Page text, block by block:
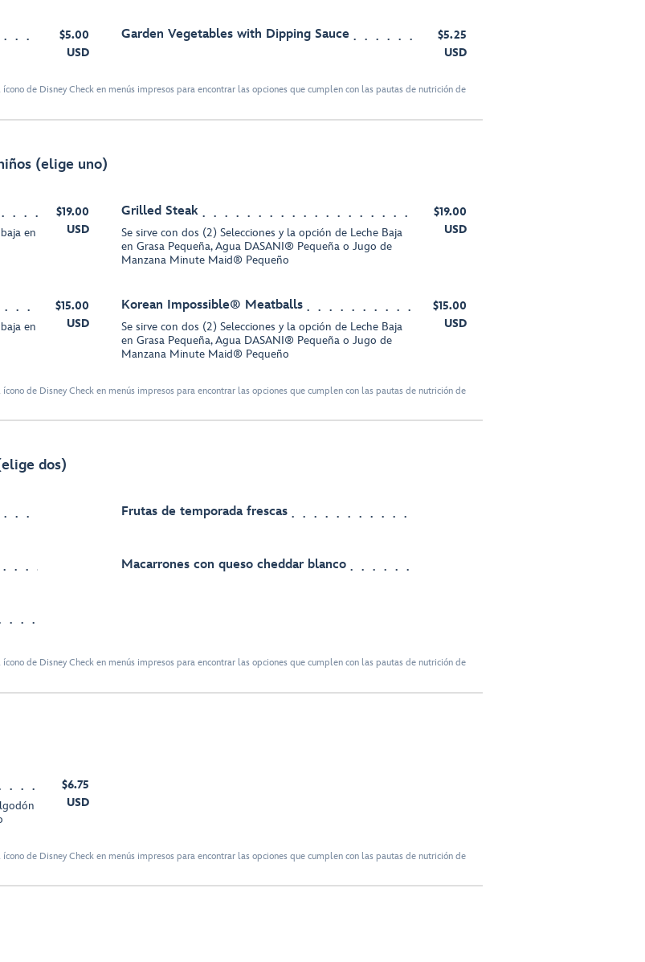
$5.00
USD
Garden Vegetables with Dipping Sauce
$5.25
USD
de Disney Check en menús impresos para encontrar las opciones que cumplen con las pautas de nutrición de
(elige uno)
en
$19.00
USD
Grilled Steak
Se sirve con dos (2) Selecciones y la opción de Leche Baja
en Grasa Pequeña, Agua DASANI® Pequeña o Jugo de
Manzana Minute Maid® Pequeño
$19.00
USD
en
$15.00
USD
Korean Impossible® Meatballs
Se sirve con dos (2) Selecciones y la opción de Leche Baja
en Grasa Pequeña, Agua DASANI® Pequeña o Jugo de
Manzana Minute Maid® Pequeño
$15.00
USD
de Disney Check en menús impresos para encontrar las opciones que cumplen con las pautas de nutrición de
dos)
Frutas de temporada frescas
Macarrones con queso cheddar blanco
de Disney Check en menús impresos para encontrar las opciones que cumplen con las pautas de nutrición de
$6.75
USD
de Disney Check en menús impresos para encontrar las opciones que cumplen con las pautas de nutrición de